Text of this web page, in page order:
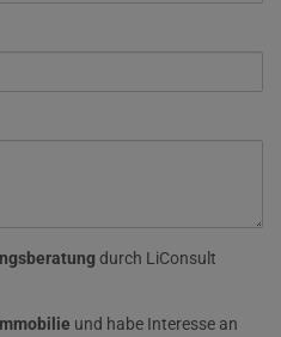
durch LiConsult
und habe Interesse an